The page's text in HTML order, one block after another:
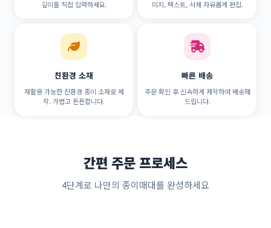
깊이를 직접 입력하세요.
미지, 텍스트, 서체 자유롭게 편집.
친환경 소재
재활용 가능한 친환경 종이 소재로 제
작. 가볍고 튼튼합니다.
빠른 배송
주문 확인 후 신속하게 제작하여 배송해
드립니다.
간편 주문 프로세스
4단계로 나만의 종이매대를 완성하세요